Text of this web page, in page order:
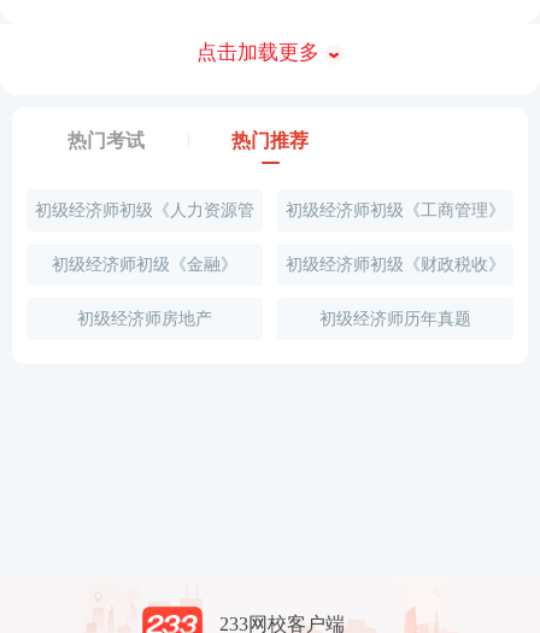
付的通知，应当停止支付，至公
少于60日，且公示催告期间届满
体上刊登，并于同日公布于人民
法院公告栏内。人民法院所在地
转让票据权利的行为无效。
在申报权利的期间无人申报权
1个月内申请作出判决，宣告票
据无效。判决应当公告，并通知
人请求付款。逾期不申请判决
的公民、法人和其他组织之
下列纠纷不能仲裁：①婚
姻、收养、监护、扶养、继
《仲裁法》还规定，劳动争
的农业承包合同纠纷的仲
（1）自愿原则：指当事人
形式：包括合同中订立的仲
利、义务以及法律后果。
较强的操作性。
点击加载更多
热门考试 热门推荐
初级经济师初级《人力资源管
理》
初级经济师初级《工商管理》
初级经济师初级《金融》 初级经济师初级《财政税收》
初级经济师房地产 初级经济师历年真题
233网校客户端